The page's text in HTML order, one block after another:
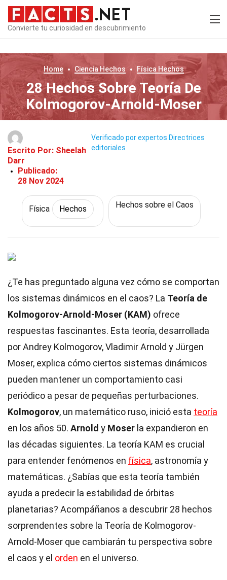
Convierte tu curiosidad en descubrimiento
Home Ciencia Hechos Física Hechos
28 Hechos Sobre Teoría De
Kolmogorov-Arnold-Moser
Escrito Por: Sheelah
Darr
Publicado:
28 Nov 2024
Verificado por expertos Directrices
editoriales
Física Hechos Hechos sobre el Caos
¿Te has preguntado alguna vez cómo se comportan
los sistemas dinámicos en el caos? La Teoría de
Kolmogorov-Arnold-Moser (KAM) ofrece
respuestas fascinantes. Esta teoría, desarrollada
por Andrey Kolmogorov, Vladimir Arnold y Jürgen
Moser, explica cómo ciertos sistemas dinámicos
pueden mantener un comportamiento casi
periódico a pesar de pequeñas perturbaciones.
Kolmogorov, un matemático ruso, inició esta teoría
en los años 50. Arnold y Moser la expandieron en
las décadas siguientes. La teoría KAM es crucial
para entender fenómenos en física, astronomía y
matemáticas. ¿Sabías que esta teoría también
ayuda a predecir la estabilidad de órbitas
planetarias? Acompáñanos a descubrir 28 hechos
sorprendentes sobre la Teoría de Kolmogorov-
Arnold-Moser que cambiarán tu perspectiva sobre
el caos y el orden en el universo.